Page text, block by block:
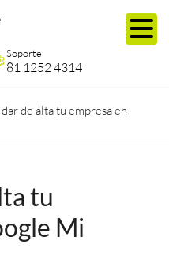
Soporte
81 1252 4314
de alta tu empresa en
tu
Mi